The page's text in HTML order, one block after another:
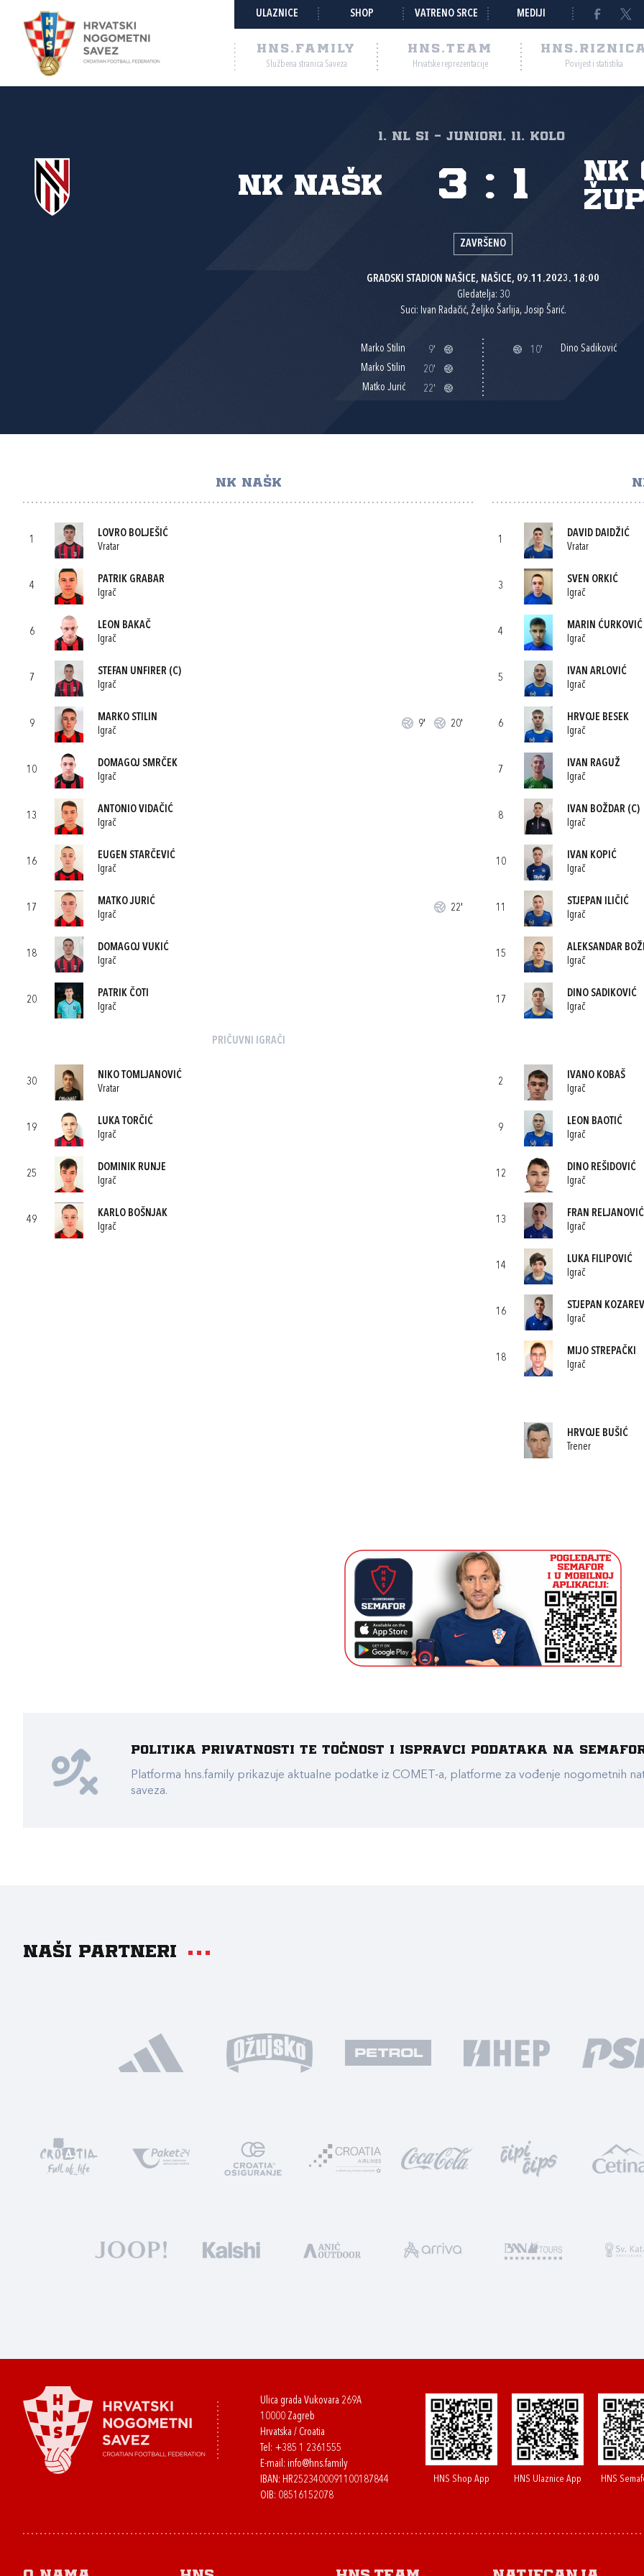
ULAZNICE SHOP VATRENO SRCE MEDIJI
HNS.FAMILY
Službena stranica Saveza
HNS.TEAM
Hrvatske reprezentacije Povijest i statistika
1. NL SI - Juniori, 11. kolo
NK NAŠK 3 : 1
ZAVRŠENO
GRADSKI STADION NAŠICE, NAŠICE, 09.11.2023. 18:00
Gledatelja: 30
Suci: Ivan Radačić, Željko Šarlija, Josip Šarić.
Marko Stilin
9'
Marko Stilin
20'
Matko Jurić
22'
10' Dino Sadiković
NK NAŠK
1
LOVRO BOLJEŠIĆ
Vratar
4
PATRIK GRABAR
Igrač
6
LEON BAKAČ
Igrač
7
STEFAN UNFIRER (C)
Igrač
9
MARKO STILIN
Igrač
9' 20'
10
DOMAGOJ SMRČEK
Igrač
13
ANTONIO VIDAČIĆ
Igrač
16
EUGEN STARČEVIĆ
Igrač
17
MATKO JURIĆ
Igrač
22'
18
DOMAGOJ VUKIĆ
Igrač
20
PATRIK ČOTI
Igrač
PRIČUVNI IGRAČI
30
NIKO TOMLJANOVIĆ
Vratar
19
LUKA TORČIĆ
Igrač
25
DOMINIK RUNJE
Igrač
49
KARLO BOŠNJAK
Igrač
1
DAVID DAIDŽIĆ
Vratar
3
SVEN ORKIĆ
Igrač
4
MARIN ĆURKOVIĆ
Igrač
5
IVAN ARLOVIĆ
Igrač
6
HRVOJE BESEK
Igrač
7
IVAN RAGUŽ
Igrač
8
IVAN BOŽDAR (C)
Igrač
10
IVAN KOPIĆ
Igrač
11
STJEPAN ILIČIĆ
Igrač
15
ALEKSANDAR
Igrač
17
DINO SADIKOVIĆ
Igrač
2
IVANO KOBAŠ
Igrač
9
LEON BAOTIĆ
Igrač
12
DINO REŠIDOVIĆ
Igrač
13
FRAN RELJANOVIĆ
Igrač
14
LUKA FILIPOVIĆ
Igrač
16
STJEPAN
Igrač
18
MIJO STREPAČKI
Igrač
HRVOJE BUŠIĆ
Trener
Politika privatnosti te točnost i ispravci podataka na
Platforma hns.family prikazuje aktualne podatke iz COMET-a, platforme za vođenje nogometnih
saveza.
Naši partneri
Ulica grada Vukovara 269A
10000 Zagreb
Hrvatska / Croatia
Tel: +385 1 2361555
E-mail: info@hns.family
IBAN: HR2523400091100187844
OIB: 08516152078
HNS Shop App HNS Ulaznice App HNS